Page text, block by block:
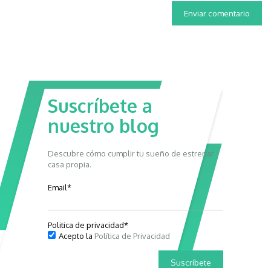
Suscríbete a
nuestro blog
Descubre cómo cumplir tu sueño de estrenar
casa propia.
Email*
Politica de privacidad*
Acepto la Política de Privacidad